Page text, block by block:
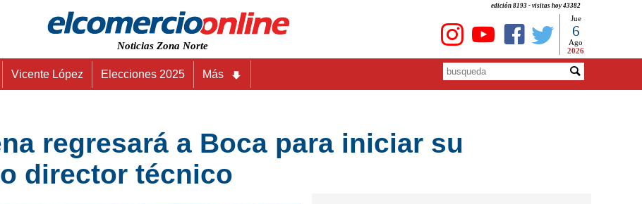
edición 8193 - visitas hoy 43382
Noticias Zona Norte
Jue
6
Ago
2026
Vicente López Elecciones 2025 Más
regresará a Boca para iniciar su
director técnico